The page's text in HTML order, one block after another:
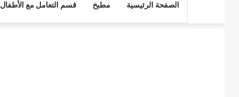
الصفحة الرئيسية مطبخ قسم التعامل مع الأطفال